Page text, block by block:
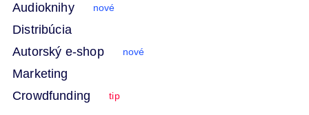
Audioknihy
nové
Distribúcia
Autorský e-shop
nové
Marketing
Crowdfunding
tip